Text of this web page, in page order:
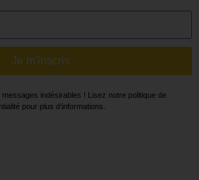
Je m'inscris
messages indésirables ! Lisez notre politique de
pour plus d’informations.